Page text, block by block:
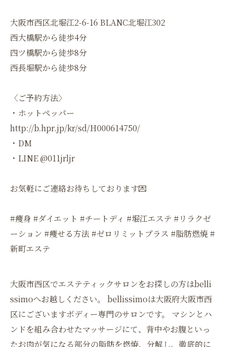
大阪市西区北堀江2-6-16 BLANC北堀江302
西大橋駅から徒歩4分
四ツ橋駅から徒歩8分
西長堀駅から徒歩8分
〈ご予約方法〉
・ホットペッパー
http://b.hpr.jp/kr/sd/H000614750/
・DM
・LINE @011jrljr
お気軽にご連絡お待ちしております💌
#痩身 #ダイエット #チートディ #堀江エステ #リラクゼ
ーション #痩せる方法 #ゼロリミットプラス #脂肪燃焼 #
新町エステ
大阪市西区でエステティックサロンをお探しの方はbelli
ssimoへお越しください。 bellissimoは大阪府大阪市西
区にございますボディー専門のサロンです。 マシンとハ
ンドを組み合わせたマッサージにて、背中やお腹といっ
たお肉が気になる部分の脂肪を燃焼、分解し、徹底的に